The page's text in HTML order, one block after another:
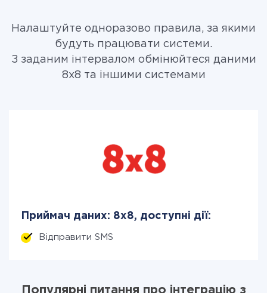
Налаштуйте одноразово правила, за якими
будуть працювати системи.
З заданим інтервалом обмінюйтеся даними
8x8 та іншими системами
Приймач даних: 8x8, доступні дії:
Відправити SMS
Популярні питання про інтеграцію з